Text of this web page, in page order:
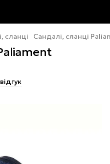
сланці Сандалі, сланці